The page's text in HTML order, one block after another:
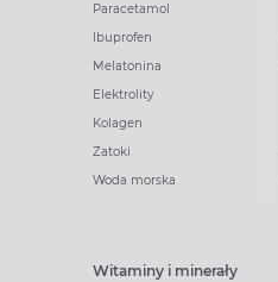
Paracetamol
Ibuprofen
Melatonina
Elektrolity
Kolagen
Zatoki
Woda morska
Witaminy i minerały